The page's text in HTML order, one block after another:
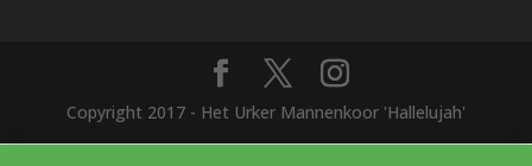
Copyright 2017 - Het Urker Mannenkoor 'Hallelujah'